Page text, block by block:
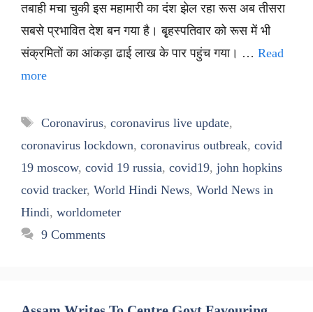
तबाही मचा चुकी इस महामारी का दंश झेल रहा रूस अब तीसरा
सबसे प्रभावित देश बन गया है। बृृहस्पतिवार को रूस में भी
संक्रमितों का आंकड़ा ढाई लाख के पार पहुंच गया। … Read
more
Tags
Coronavirus, coronavirus live update,
coronavirus lockdown, coronavirus outbreak, covid
19 moscow, covid 19 russia, covid19, john hopkins
covid tracker, World Hindi News, World News in
Hindi, worldometer
9 Comments